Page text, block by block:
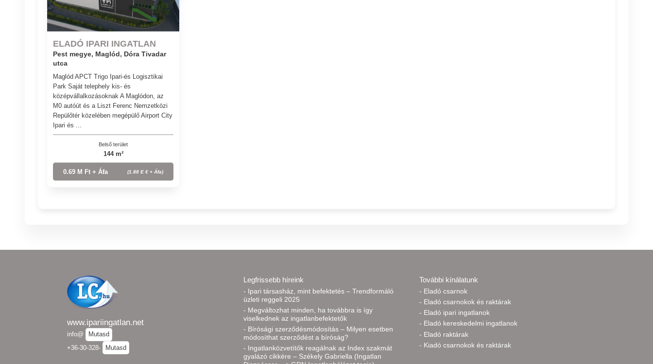
ELADÓ IPARI INGATLAN
Pest megye, Maglód, Dóra Tivadar
utca
Maglód APCT Trigo Ipari-és Logisztikai
Park Saját telephely kis- és
középvállalkozásoknak A Maglódon, az
M0 autóút és a Liszt Ferenc Nemzetközi
Repülőtér közelében megépülő Airport City
Ipari és ...
Belső terület
144 m²
0.69 M Ft + Áfa (1.88 E € + Áfa)
www.ipariingatlan.net
info@
Mutasd
+36-30-328-
Mutasd
Legfrissebb híreink
- Ipari társasház, mint befektetés – Trendformáló
üzleti reggeli 2025
- Megváltozhat minden, ha továbbra is így
viselkednek az ingatlanbefektetők
- Bírósági szerződésmódosítás – Milyen esetben
módosíthat szerződést a bíróság?
- Ingatlanközvetítők reagálnak az Index szakmát
gyalázó cikkére – Székely Gabriella (Ingatlan
További kínálatunk
- Eladó csarnok
- Eladó csarnokok és raktárak
- Eladó ipari ingatlanok
- Eladó kereskedelmi ingatlanok
- Eladó raktárak
- Kiadó csarnokok és raktárak